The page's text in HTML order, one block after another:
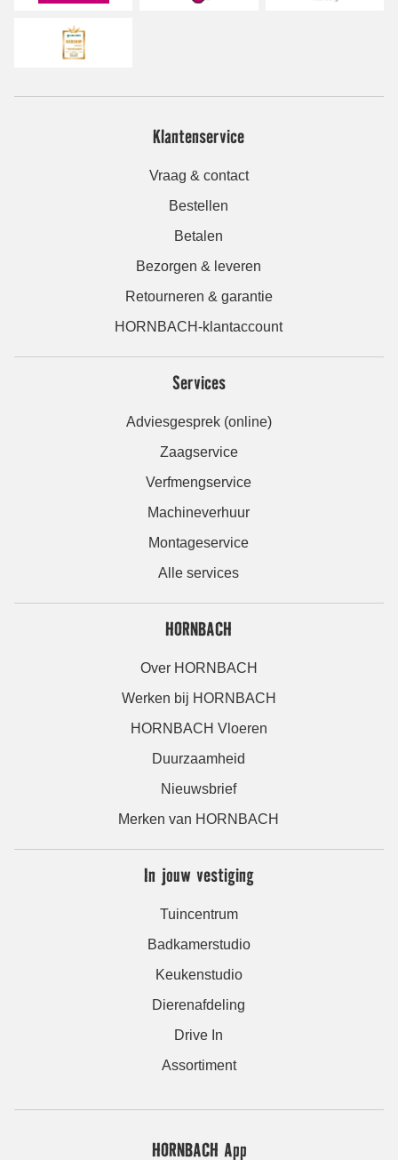
Klantenservice
Vraag & contact
Bestellen
Betalen
Bezorgen & leveren
Retourneren & garantie
HORNBACH-klantaccount
Services
Adviesgesprek (online)
Zaagservice
Verfmengservice
Machineverhuur
Montageservice
Alle services
HORNBACH
Over HORNBACH
Werken bij HORNBACH
HORNBACH Vloeren
Duurzaamheid
Nieuwsbrief
Merken van HORNBACH
In jouw vestiging
Tuincentrum
Badkamerstudio
Keukenstudio
Dierenafdeling
Drive In
Assortiment
HORNBACH App